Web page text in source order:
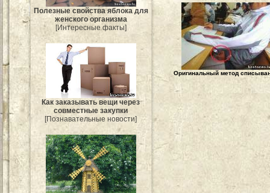
Полезные свойства яблока для
женского организма
[Интересные факты]
Как заказывать вещи через
совместные закупки
[Познавательные новости]
Оригинальный метод